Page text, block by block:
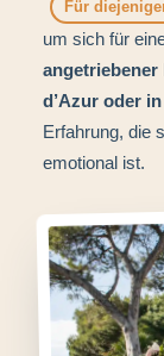
Für
um sich für
angetriebener
d’Azur oder
Erfahrung, die
emotional ist.